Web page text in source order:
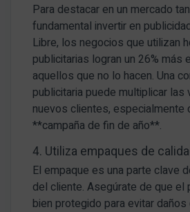
Para destacar en un mercado
fundamental invertir en
Libre, los negocios que utilizan
publicitarias logran un 26% más
aquellos que no lo hacen. Una
publicitaria puede multiplicar las
nuevos clientes, especialmente
**campaña de fin de año**.
4. Utiliza empaques de
El empaque es una parte clave
del cliente. Asegúrate de que el
bien protegido para evitar